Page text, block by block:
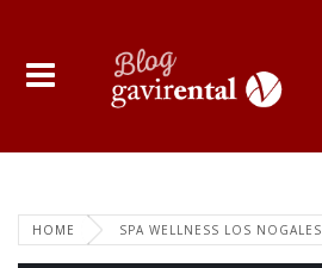
HOME SPA WELLNESS LOS NOGALES